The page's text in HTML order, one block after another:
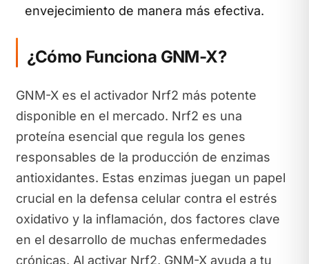
envejecimiento de manera más efectiva.
¿Cómo Funciona GNM-X?
GNM-X es el activador Nrf2 más potente
disponible en el mercado. Nrf2 es una
proteína esencial que regula los genes
responsables de la producción de enzimas
antioxidantes. Estas enzimas juegan un papel
crucial en la defensa celular contra el estrés
oxidativo y la inflamación, dos factores clave
en el desarrollo de muchas enfermedades
crónicas. Al activar Nrf2, GNM-X ayuda a tu